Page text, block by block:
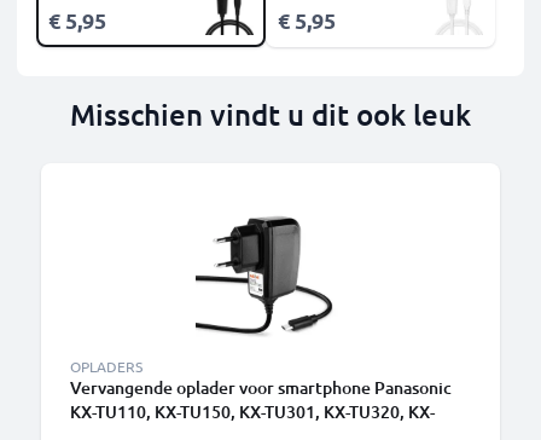
€ 5,95 € 5,95
Misschien vindt u dit ook leuk
OPLADERS
Vervangende oplader voor smartphone Panasonic
KX-TU110, KX-TU150, KX-TU301, KX-TU320, KX-